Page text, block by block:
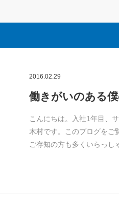
2016.02.29
働きがいのある
こんにちは。入社1年目、
木村です。このブログをご
ご存知の方も多くいらっし